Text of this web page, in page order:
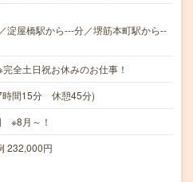
淀屋橋駅から---分／堺筋本町駅から--
全土日祝お休みのお仕事！
時間15分 休憩45分)
※8月～！
232,000円